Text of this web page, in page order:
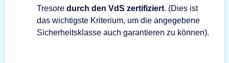
Tresore durch den VdS zertifiziert. (Dies ist
das wichtigste Kriterium, um die angegebene
Sicherheitsklasse auch garantieren zu können).